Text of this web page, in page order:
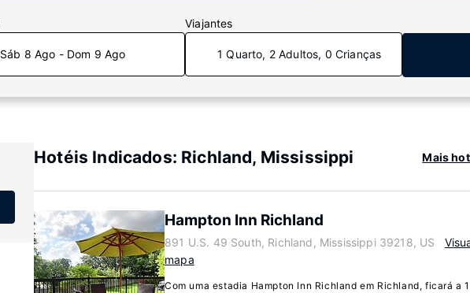
Sáb 8 Ago - Dom 9 Ago
Viajantes
1 Quarto, 2 Adultos, 0 Crianças
Hotéis Indicados: Richland, Mississippi Mais
Hampton Inn Richland
891 U.S. 49 South, Richland, Mississippi 39218, US
mapa
Com uma estadia Hampton Inn Richland em Richland, ficará a